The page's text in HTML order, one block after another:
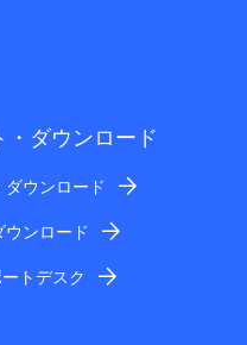
・ダウンロード
ウンロード
ウンロード
トデスク